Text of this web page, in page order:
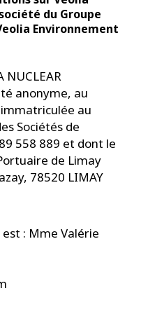
du Groupe
Environnement
NUCLEAR
anonyme, au
au
Sociétés de
558 889 et dont le
de Limay
78520 LIMAY
: Mme Valérie